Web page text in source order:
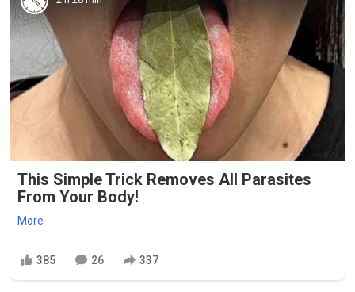
This Simple Trick Removes All Parasites
From Your Body!
More
385 26 337